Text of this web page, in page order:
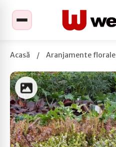
Acasă / Aranjamente florale